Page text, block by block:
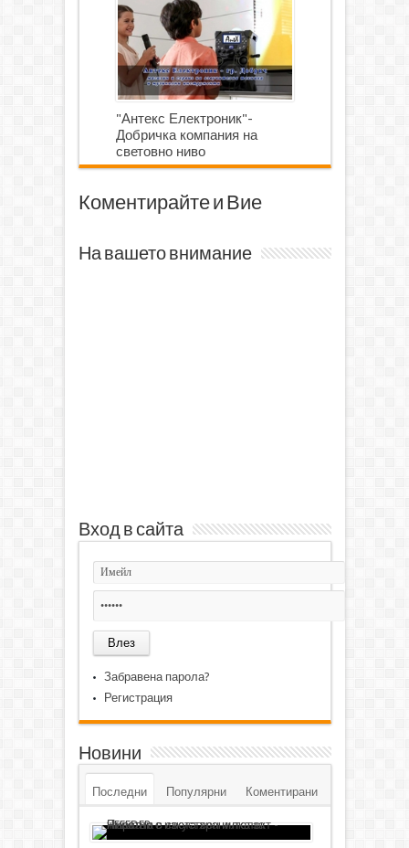
"Антекс Електроник"-
Добричка компания на
световно ниво
Коментирайте и Вие
На вашето внимание
Вход в сайта
Забравена парола?
Регистрация
Новини
Последни Популярни Коментирани